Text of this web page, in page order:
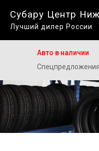
Субару Центр
Лучший дилер России
Авто в наличии
Спецпредложения